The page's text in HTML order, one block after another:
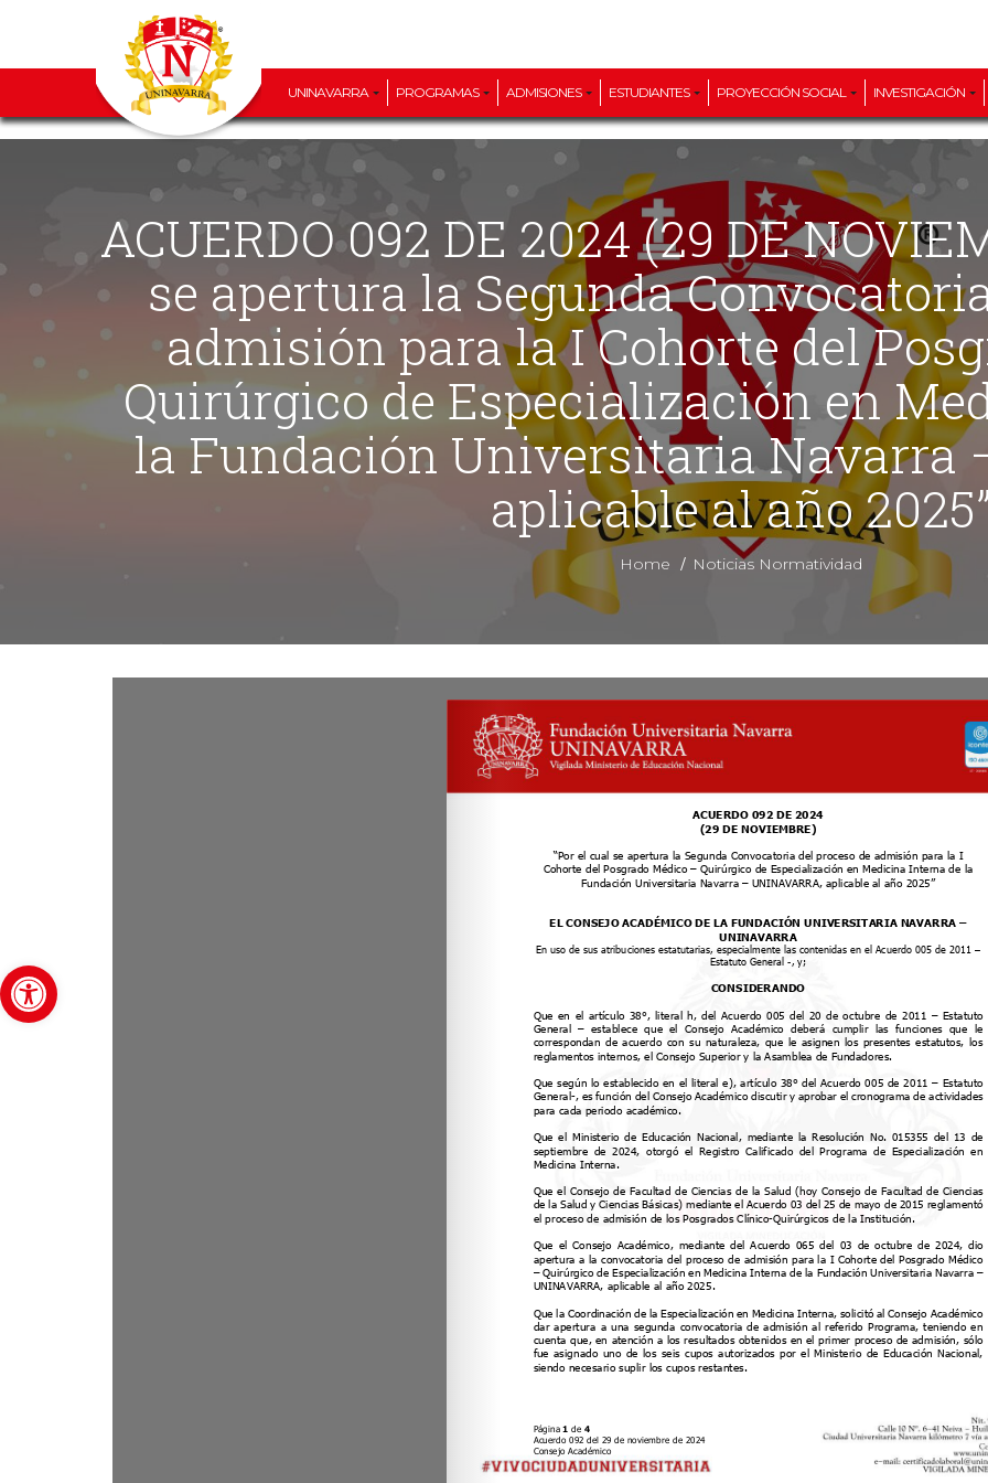
Abrir barra de herramientas
UNINAVARRA PROGRAMAS ADMISIONES ESTUDIANTES PROYECCIÓN SOCIAL INVESTIGACIÓN
ACUERDO 092 DE 2024 (29 DE NOVIEMBRE) “Por el cual
se apertura la Segunda
admisión para la I Cohorte del
Quirúrgico de Especialización en
la Fundación Universitaria Navarra
aplicable al año
Home / Noticias Normatividad